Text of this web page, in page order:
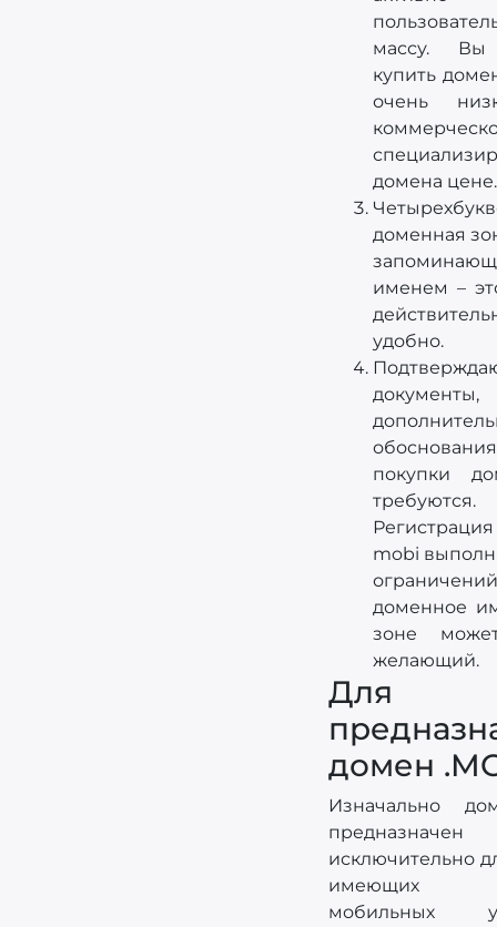
массу. Вы
купить
очень
домена цене.
доменная
именем –
удобно.
документы,
покупки
требуются.
mobi
доменное
зоне
желающий.
Для
домен
Изначально
предназначен
исключительно
имеющих
мобильных